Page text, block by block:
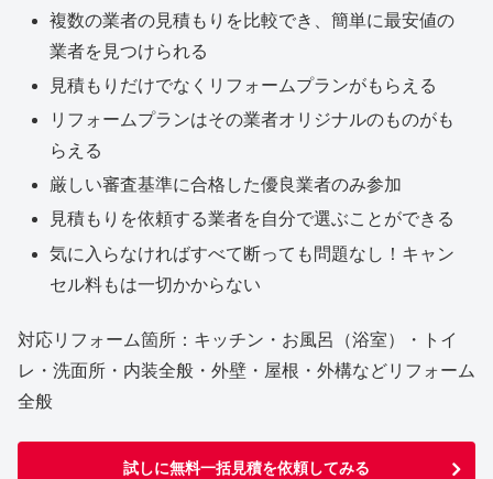
複数の業者の見積もりを比較でき、簡単に最安値の
業者を見つけられる
見積もりだけでなくリフォームプランがもらえる
リフォームプランはその業者オリジナルのものがも
らえる
厳しい審査基準に合格した優良業者のみ参加
見積もりを依頼する業者を自分で選ぶことができる
気に入らなければすべて断っても問題なし！キャン
セル料もは一切かからない
対応リフォーム箇所：キッチン・お風呂（浴室）・トイ
レ・洗面所・内装全般・外壁・屋根・外構などリフォーム
全般
試しに無料一括見積を依頼してみる